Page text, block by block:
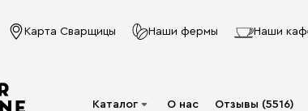
Карта Сварщицы Наши фермы Наши
Каталог О нас Отзывы (5516)